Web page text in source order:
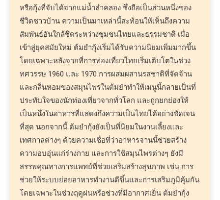
หรือกุ้งที่จับได้จากแม่น้ำลำคลอง ซึ่งถือเป็นส่วนหนึ่งของ
ชีวิตชาวบ้าน ความเป็นมาเหล่านี้สะท้อนให้เห็นถึงความ
สัมพันธ์อันใกล้ชิดระหว่างชุมชนไทยและธรรมชาติ เมื่อ
เข้าสู่ยุคสมัยใหม่ ต้มยำกุ้งเริ่มได้รับความนิยมเพิ่มมากขึ้น
โดยเฉพาะหลังจากที่การท่องเที่ยวไทยเริ่มเติบโตในช่วง
ทศวรรษ 1960 และ 1970 การผสมผสานรสชาติที่จัดจ้าน
และกลิ่นหอมของสมุนไพรในต้มยำทำให้เมนูนี้กลายเป็นที่
ประทับใจของนักท่องเที่ยวจากทั่วโลก และถูกยกย่องให้
เป็นหนึ่งในอาหารที่แสดงถึงความเป็นไทยได้อย่างชัดเจน
ที่สุด นอกจากนี้ ต้มยำกุ้งยังเป็นที่นิยมในงานเลี้ยงและ
เทศกาลต่างๆ ด้วยความเชื่อที่ว่าอาหารจานนี้ช่วยสร้าง
ความอบอุ่นแก่ร่างกาย และการใช้สมุนไพรต่างๆ ยังมี
สรรพคุณทางการแพทย์ที่ช่วยเสริมสร้างสุขภาพ เช่น การ
ช่วยให้ระบบย่อยอาหารทำงานดีขึ้นและการเสริมภูมิคุ้มกัน
โดยเฉพาะในช่วงฤดูฝนหรือช่วงที่มีอากาศเย็น ต้มยำกุ้ง